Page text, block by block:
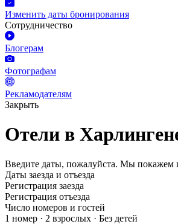
Изменить даты бронирования
Сотрудничество
Блогерам
Фотографам
Рекламодателям
Закрыть
Отели в
Введите даты, пожалуйста. Мы покажем
Даты заезда и отъезда
Регистрация заезда
Регистрация отъезда
Число номеров и гостей
1 номер · 2 взрослых · Без детей